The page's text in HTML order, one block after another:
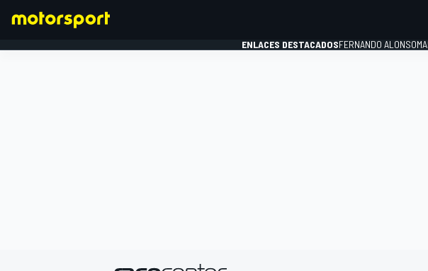
ENLACES DESTACADOSFERNANDO ALONSO